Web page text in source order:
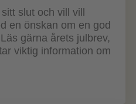
slut och vill vill
en önskan om en god
gärna årets julbrev,
viktig information om